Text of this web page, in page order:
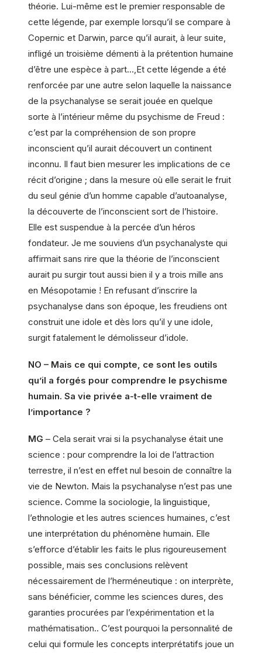
théorie. Lui-même est le premier responsable de
cette légende, par exemple lorsqu’il se compare à
Copernic et Darwin, parce qu’il aurait, à leur suite,
infligé un troisième démenti à la prétention humaine
d’être une espèce à part…,Et cette légende a été
renforcée par une autre selon laquelle la naissance
de la psychanalyse se serait jouée en quelque
sorte à l’intérieur même du psychisme de Freud :
c’est par la compréhension de son propre
inconscient qu’il aurait découvert un continent
inconnu. Il faut bien mesurer les implications de ce
récit d’origine ; dans la mesure où elle serait le fruit
du seul génie d’un homme capable d’autoanalyse,
la découverte de l’inconscient sort de l’histoire.
Elle est suspendue à la percée d’un héros
fondateur. Je me souviens d’un psychanalyste qui
affirmait sans rire que la théorie de l’inconscient
aurait pu surgir tout aussi bien il y a trois mille ans
en Mésopotamie ! En refusant d’inscrire la
psychanalyse dans son époque, les freudiens ont
construit une idole et dès lors qu’il y une idole,
surgit fatalement le démolisseur d’idole.
NO – Mais ce qui compte, ce sont les outils
qu’il a forgés pour comprendre le psychisme
humain. Sa vie privée a-t-elle vraiment de
l’importance ?
MG – Cela serait vrai si la psychanalyse était une
science : pour comprendre la loi de l’attraction
terrestre, il n’est en effet nul besoin de connaître la
vie de Newton. Mais la psychanalyse n’est pas une
science. Comme la sociologie, la linguistique,
l’ethnologie et les autres sciences humaines, c’est
une interprétation du phénomène humain. Elle
s’efforce d’établir les faits le plus rigoureusement
possible, mais ses conclusions relèvent
nécessairement de l’herméneutique : on interprète,
sans bénéficier, comme les sciences dures, des
garanties procurées par l’expérimentation et la
mathématisation.. C’est pourquoi la personnalité de
celui qui formule les concepts interprétatifs joue un